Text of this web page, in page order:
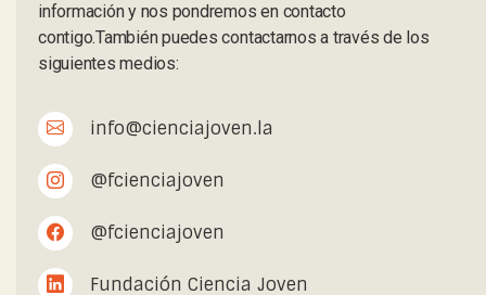
información y nos pondremos en contacto
contigo.También puedes contactarnos a través de los
siguientes medios:
info@cienciajoven.la
@fcienciajoven
@fcienciajoven
Fundación Ciencia Joven